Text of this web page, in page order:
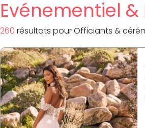
Evénementiel
260 résultats pourOfficiants &